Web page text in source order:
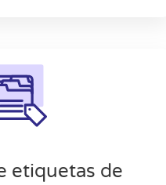
etiquetas de